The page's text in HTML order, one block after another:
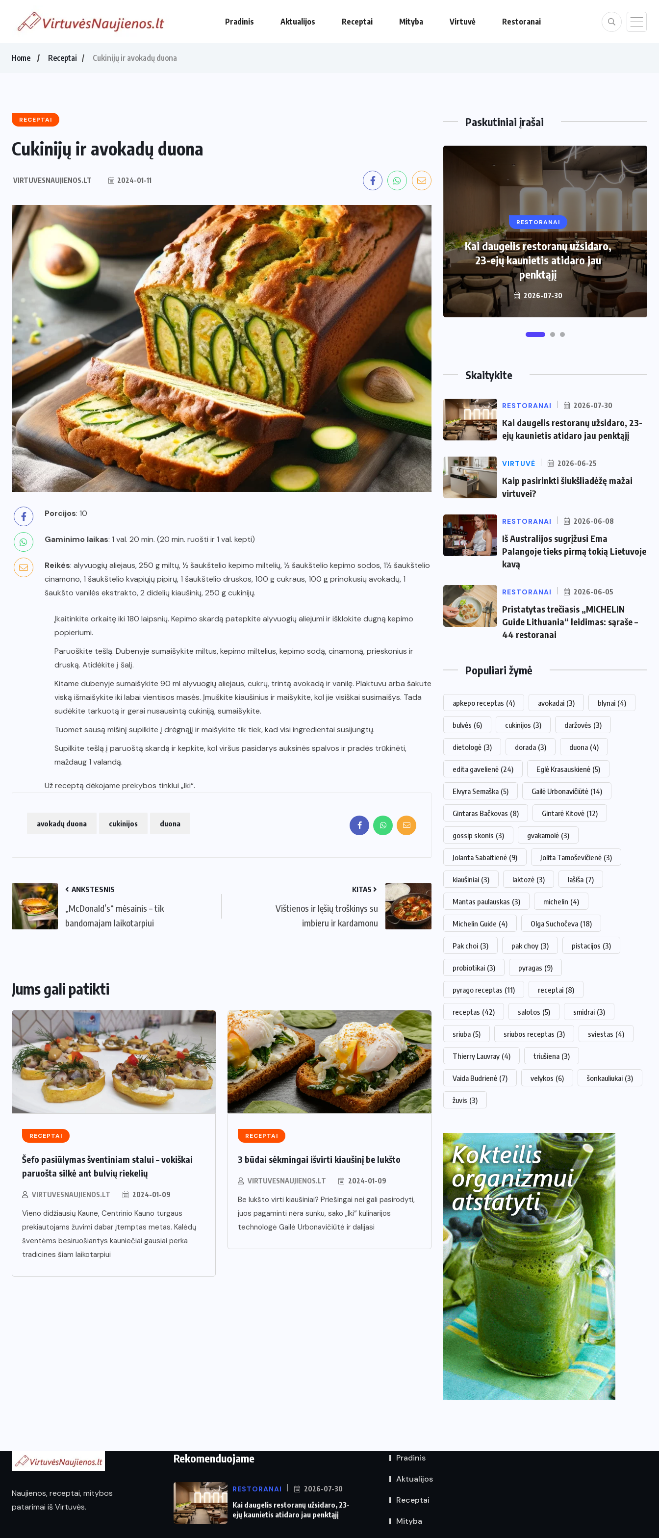
Pradinis Aktualijos Receptai Mityba Virtuvė Restoranai
Home Receptai Cukinijų ir avokadų duona
RECEPTAI
Cukinijų ir avokadų duona
VIRTUVESNAUJIENOS.LT 2024-01-11
Porcijos: 10
Gaminimo laikas: 1 val. 20 min. (20 min. ruošti ir 1 val. kepti)
Reikės: alyvuogių aliejaus, 250 g miltų, ½ šaukštelio kepimo miltelių, ½ šaukštelio kepimo sodos, 1½ šaukštelio
cinamono, 1 šaukštelio kvapiųjų pipirų, 1 šaukštelio druskos, 100 g cukraus, 100 g prinokusių avokadų, 1
šaukšto vanilės ekstrakto, 2 didelių kiaušinių, 250 g cukinijų.
Įkaitinkite orkaitę iki 180 laipsnių. Kepimo skardą patepkite alyvuogių aliejumi ir išklokite dugną kepimo
popieriumi.
Paruoškite tešlą. Dubenyje sumaišykite miltus, kepimo miltelius, kepimo sodą, cinamoną, prieskonius ir
druską. Atidėkite į šalį.
Kitame dubenyje sumaišykite 90 ml alyvuogių aliejaus, cukrų, trintą avokadą ir vanilę. Plaktuvu arba šakute
viską išmaišykite iki labai vientisos masės. Įmuškite kiaušinius ir maišykite, kol jie visiškai susimaišys. Tada
sudėkite tarkuotą ir gerai nusausintą cukiniją, sumaišykite.
Tuomet sausą mišinį supilkite į drėgnąjį ir maišykite tik tiek, kad visi ingredientai susijungtų.
Supilkite tešlą į paruoštą skardą ir kepkite, kol viršus pasidarys auksinės spalvos ir pradės trūkinėti,
maždaug 1 valandą.
Už receptą dėkojame prekybos tinklui „Iki“.
avokadų duona cukinijos duona
ANKSTESNIS
„McDonald’s“ mėsainis – tik
bandomajam laikotarpiui
KITAS
Vištienos ir lęšių troškinys su
imbieru ir kardamonu
Jums gali patikti
RECEPTAI
Šefo pasiūlymas šventiniam stalui – vokiškai
paruošta silkė ant bulvių riekelių
VIRTUVESNAUJIENOS.LT 2024-01-09
Vieno didžiausių Kaune, Centrinio Kauno turgaus
prekiautojams žuvimi dabar įtemptas metas. Kalėdų
šventėms besiruošiantys kauniečiai gausiai perka
tradicines šiam laikotarpiui
RECEPTAI
3 būdai sėkmingai išvirti kiaušinį be lukšto
VIRTUVESNAUJIENOS.LT 2024-01-09
Be lukšto virti kiaušiniai? Priešingai nei gali pasirodyti,
juos pagaminti nėra sunku, sako „Iki“ kulinarijos
technologė Gailė Urbonavičiūtė ir dalijasi
Paskutiniai įrašai
RESTORANAI
Iš Australijos sugrįžusi Ema
Palangoje tieks pirmą tokią
Lietuvoje kavą ir arbatą
2026-06-08
RESTORANAI
Kai daugelis restoranų užsidaro,
23-ejų kaunietis atidaro jau
penktąjį
2026-07-30
Kaip pasirinkti šiukšliadėžę mažai
virtuvei?
2026-06-25
Skaitykite
RESTORANAI 2026-07-30
Kai daugelis restoranų užsidaro, 23-
ejų kaunietis atidaro jau penktąjį
VIRTUVĖ 2026-06-25
Kaip pasirinkti šiukšliadėžę mažai
virtuvei?
RESTORANAI 2026-06-08
Iš Australijos sugrįžusi Ema
Palangoje tieks pirmą tokią Lietuvoje
kavą
RESTORANAI 2026-06-05
Pristatytas trečiasis „MICHELIN
Guide Lithuania“ leidimas: sąraše –
44 restoranai
Populiari žymė
apkepo receptas (4) avokadai (3) blynai (4)
bulvės (6) cukinijos (3) daržovės (3)
dietologė (3) dorada (3) duona (4)
edita gavelienė (24) Eglė Krasauskienė (5)
Elvyra Semaška (5) Gailė Urbonavičiūtė (14)
Gintaras Bačkovas (8) Gintarė Kitovė (12)
gossip skonis (3) gvakamolė (3)
Jolanta Sabaitienė (9) Jolita Tamoševičienė (3)
kiaušiniai (3) laktozė (3) lašiša (7)
Mantas paulauskas (3) michelin (4)
Michelin Guide (4) Olga Suchočeva (18)
Pak choi (3) pak choy (3) pistacijos (3)
probiotikai (3) pyragas (9)
pyrago receptas (11) receptai (8)
receptas (42) salotos (5) smidrai (3)
sriuba (5) sriubos receptas (3) sviestas (4)
Thierry Lauvray (4) triušiena (3)
Vaida Budrienė (7) velykos (6) šonkauliukai (3)
žuvis (3)
Naujienos, receptai, mitybos
patarimai iš Virtuvės.
Rekomenduojame
RESTORANAI 2026-07-30
Kai daugelis restoranų užsidaro, 23-
ejų kaunietis atidaro jau penktąjį
Pradinis
Aktualijos
Receptai
Mityba